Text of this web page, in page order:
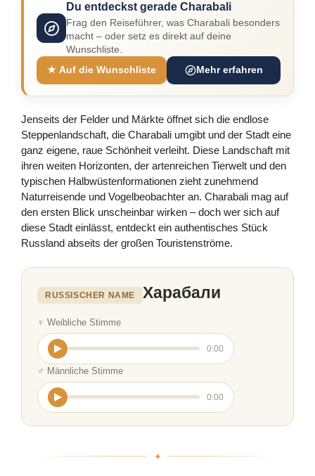
Du entdeckst gerade Charabali
Frag den Reiseführer, was Charabali besonders
macht – oder setz es direkt auf deine
Wunschliste.
★ Auf die Wunschliste
Mehr erfahren
Jenseits der Felder und Märkte öffnet sich die endlose
Steppenlandschaft, die Charabali umgibt und der Stadt eine
ganz eigene, raue Schönheit verleiht. Diese Landschaft mit
ihren weiten Horizonten, der artenreichen Tierwelt und den
typischen Halbwüstenformationen zieht zunehmend
Naturreisende und Vogelbeobachter an. Charabali mag auf
den ersten Blick unscheinbar wirken – doch wer sich auf
diese Stadt einlässt, entdeckt ein authentisches Stück
Russland abseits der großen Touristenströme.
RUSSISCHER NAME Харабали
♀ Weibliche Stimme
0:00
♂ Männliche Stimme
0:00